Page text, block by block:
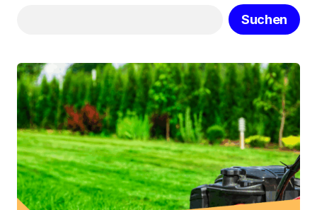
Suchen